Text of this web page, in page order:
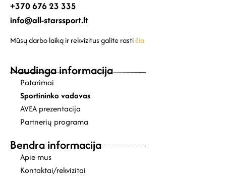
+370 676 23 335
info@all-starssport.lt
Mūsų darbo laiką ir rekvizitus galite rastičia
Naudinga informacija
Patarimai
Sportininko vadovas
AVEA prezentacija
Partnerių programa
Bendra informacija
Apie mus
Kontaktai/rekvizitai